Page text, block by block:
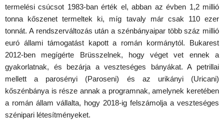
termelési csúcsot 1983-ban érték el, abban az évben 1,2 millió
tonna kőszenet termeltek ki, míg tavaly már csak 110 ezer
tonnát. A rendszerváltozás után a szénbányaipar több száz millió
euró állami támogatást kapott a román kormánytól. Bukarest
2012-ben megígérte Brüsszelnek, hogy véget vet ennek a
gyakorlatnak, és bezárja a veszteséges bányákat. A petrillai
mellett a parosényi (Paroseni) és az urikányi (Uricani)
kőszénbánya is része annak a programnak, amelynek keretében
a román állam vállalta, hogy 2018-ig felszámolja a veszteséges
szénipari létesítményeket.